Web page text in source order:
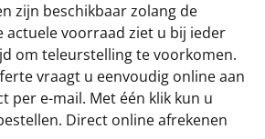
zijn beschikbaar zolang de
actuele voorraad ziet u bij ieder
om teleurstelling te voorkomen.
vraagt u eenvoudig online aan
per e-mail. Met één klik kun u
Direct online afrekenen